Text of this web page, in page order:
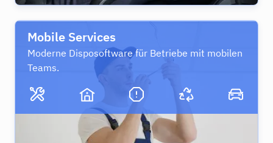
Mobile Services
Moderne Disposoftware für Betriebe mit mobilen
Teams.